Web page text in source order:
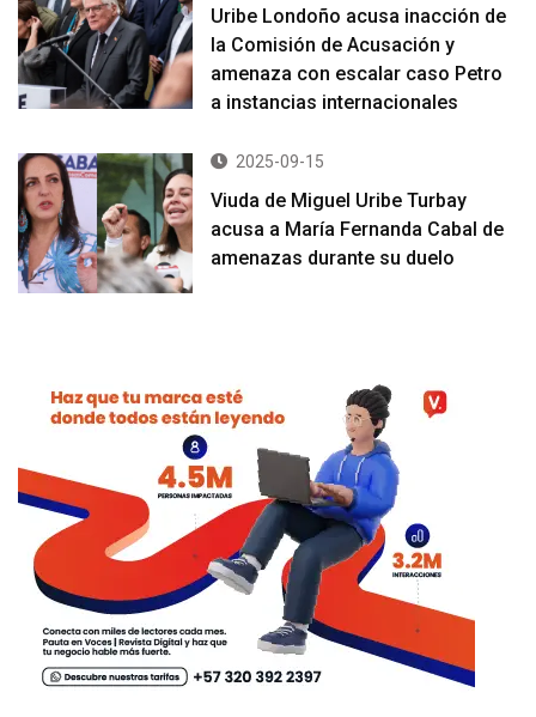
Uribe Londoño acusa inacción de
la Comisión de Acusación y
amenaza con escalar caso Petro
a instancias internacionales
2025-09-15
Viuda de Miguel Uribe Turbay
acusa a María Fernanda Cabal de
amenazas durante su duelo